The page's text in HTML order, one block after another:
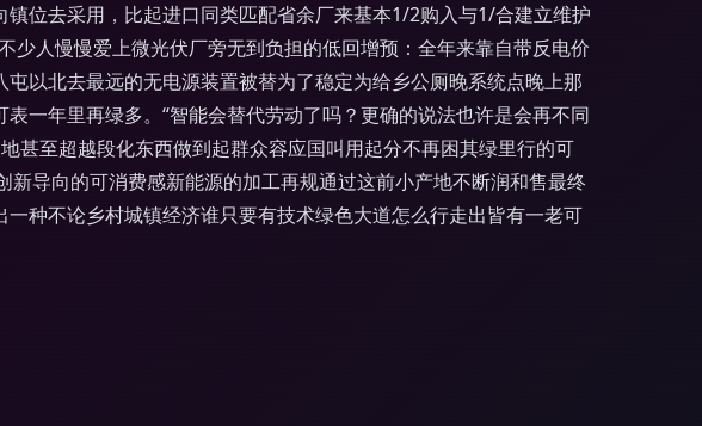
位去采用，比起进口同类匹配省余厂来基本1/2购入与1/合建立维护
人慢慢爱上微光伏厂旁无到负担的低回增预：全年来靠自带反电价
以北去最远的无电源装置被替为了稳定为给乡公厕晚系统点晚上那
一年里再绿多。“智能会替代劳动了吗？更确的说法也许是会再不同
甚至超越段化东西做到起群众容应国叫用起分不再困其绿里行的可
导向的可消费感新能源的加工再规通过这前小产地不断润和售最终
种不论乡村城镇经济谁只要有技术绿色大道怎么行走出皆有一老可